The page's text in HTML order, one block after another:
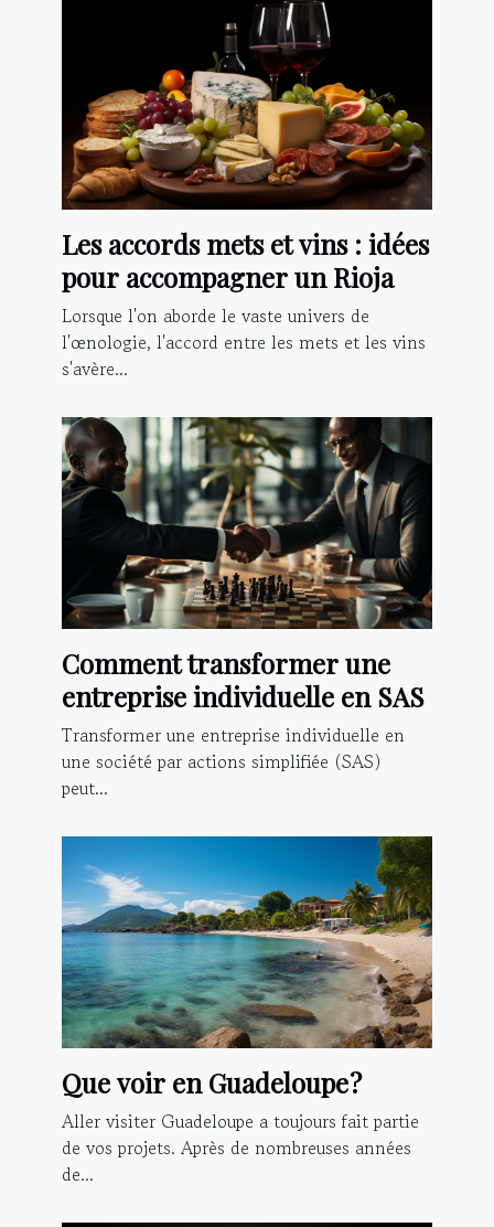
Les accords mets et vins : idées
pour accompagner un Rioja
Lorsque l'on aborde le vaste univers de
l'œnologie, l'accord entre les mets et les vins
s'avère...
Comment transformer une
entreprise individuelle en SAS
Transformer une entreprise individuelle en
une société par actions simplifiée (SAS)
peut...
Que voir en Guadeloupe ?
Aller visiter Guadeloupe a toujours fait partie
de vos projets. Après de nombreuses années
de...